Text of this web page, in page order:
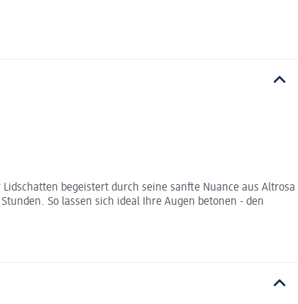
Lidschatten begeistert durch seine sanfte Nuance aus Altrosa
So lassen sich ideal Ihre Augen betonen - den